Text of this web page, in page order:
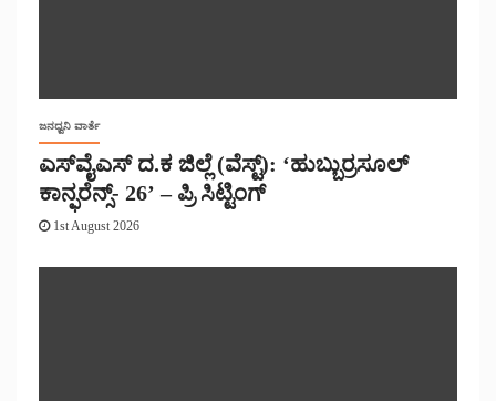
ಜನಧ್ವನಿ ವಾರ್ತೆ
ಎಸ್‌ವೈಎಸ್ ದ.ಕ ಜಿಲ್ಲೆ (ವೆಸ್ಟ್): ‘ಹುಬ್ಬುರ್ರಸೂಲ್
ಕಾನ್ಫರೆನ್ಸ್- 26’ – ಪ್ರಿ ಸಿಟ್ಟಿಂಗ್
1st August 2026